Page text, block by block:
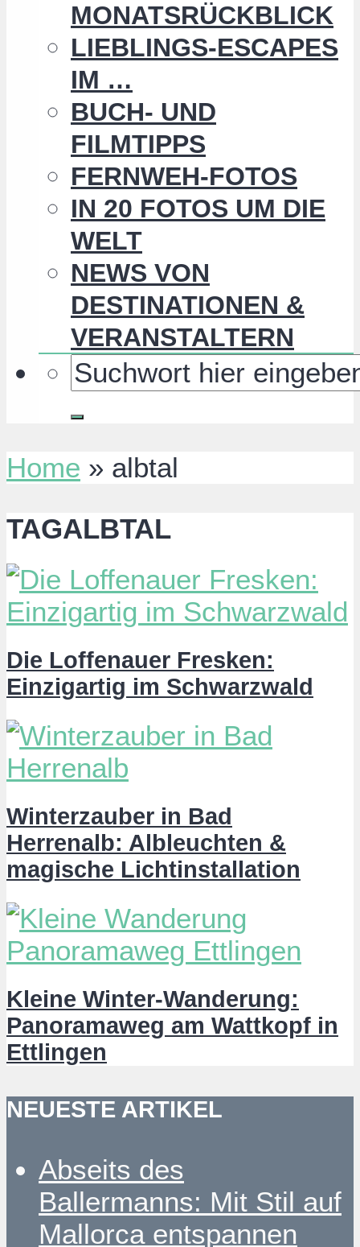
MONATSRÜCKBLICK
LIEBLINGS-ESCAPES
IM …
BUCH- UND
FILMTIPPS
FERNWEH-FOTOS
IN 20 FOTOS UM DIE
WELT
NEWS VON
DESTINATIONEN &
VERANSTALTERN
Home » albtal
TAGALBTAL
Die Loffenauer Fresken:
Einzigartig im Schwarzwald
Winterzauber in Bad
Herrenalb: Albleuchten &
magische Lichtinstallation
Kleine Winter-Wanderung:
Panoramaweg am Wattkopf in
Ettlingen
NEUESTE ARTIKEL
Abseits des
Ballermanns: Mit Stil auf
Mallorca entspannen